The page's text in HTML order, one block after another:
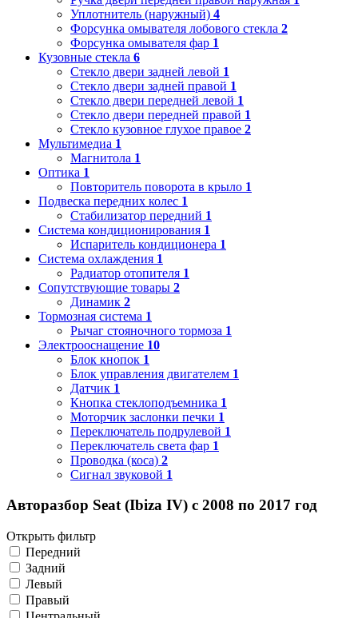
Уплотнитель (наружный) 4
Форсунка омывателя лобового стекла 2
Форсунка омывателя фар 1
Кузовные стекла 6
Стекло двери задней левой 1
Стекло двери задней правой 1
Стекло двери передней левой 1
Стекло двери передней правой 1
Стекло кузовное глухое правое 2
Мультимедиа 1
Магнитола 1
Оптика 1
Повторитель поворота в крыло 1
Подвеска передних колес 1
Стабилизатор передний 1
Система кондиционирования 1
Испаритель кондиционера 1
Система охлаждения 1
Радиатор отопителя 1
Сопутствующие товары 2
Динамик 2
Тормозная система 1
Рычаг стояночного тормоза 1
Электрооснащение 10
Блок кнопок 1
Блок управления двигателем 1
Датчик 1
Кнопка стеклоподъемника 1
Моторчик заслонки печки 1
Переключатель подрулевой 1
Переключатель света фар 1
Проводка (коса) 2
Сигнал звуковой 1
Авторазбор Seat (Ibiza IV) с 2008 по 2017 год
Открыть фильтр
Передний
Задний
Левый
Правый